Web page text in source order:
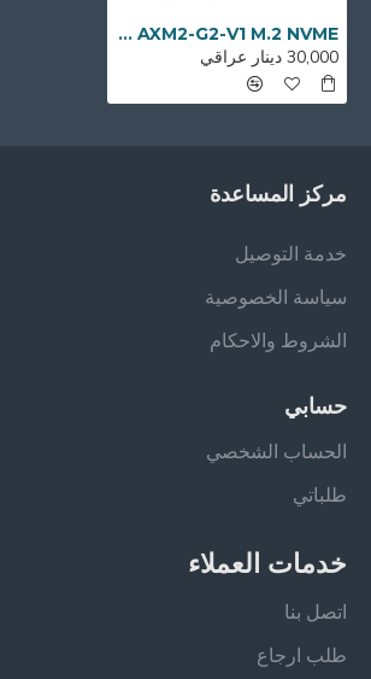
ORICO AXM2-G2-V1 M.2 NVME
30,000 دينار عراقي
مركز المساعدة
خدمة التوصيل
سياسة الخصوصية
الشروط والاحكام
حسابي
الحساب الشخصي
طلباتي
خدمات العملاء
اتصل بنا
طلب ارجاع